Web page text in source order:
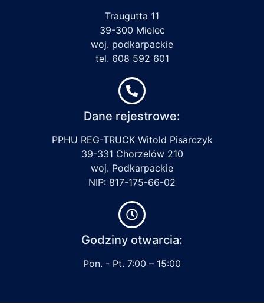
Traugutta 11
39-300 Mielec
woj. podkarpackie
tel. 608 592 601
Dane rejestrowe:
PPHU REG-TRUCK Witold Pisarczyk
39-331 Chorzelów 210
woj. Podkarpackie
NIP: 817-175-66-02
Godziny otwarcia:
Pon. - Pt. 7:00 – 15:00